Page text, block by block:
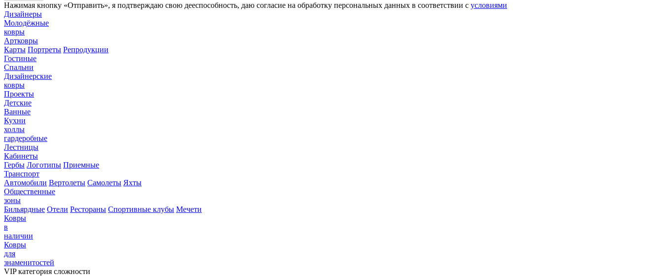
Нажимая кнопку «Отправить», я подтверждаю свою дееспособность, даю согласие на обработку персональных данных в соответствии с условиями
Дизайнеры
Молодёжные
ковры
Артковры
Карты Портреты Репродукции
Гостиные
Спальни
Дизайнерские
ковры
Проекты
Детские
Ванные
Кухни
холлы
гардеробные
Лестницы
Кабинеты
Гербы Логотипы Приемные
Транспорт
Автомобили Вертолеты Самолеты Яхты
Общественные
зоны
Бильярдные Отели Рестораны Спортивные клубы Мечети
Ковры
в
наличии
Ковры
для
знаменитостей
VIP категория сложности